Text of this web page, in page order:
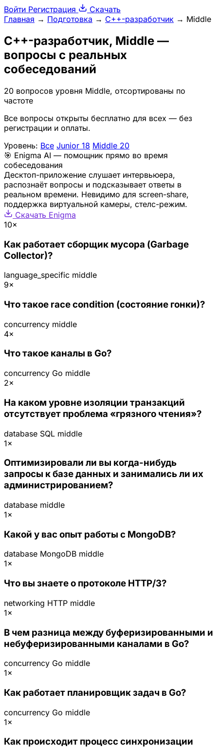
Войти Регистрация
Скачать
Главная → Подготовка → C++-разработчик → Middle
C++-разработчик, Middle —
вопросы с реальных
собеседований
20 вопросов уровня Middle, отсортированы по
частоте
Все вопросы открыты бесплатно для всех — без
регистрации и оплаты.
Уровень: Все Junior 18 Middle 20
🎯 Enigma AI — помощник прямо во время
собеседования
Десктоп-приложение слушает интервьюера,
распознаёт вопросы и подсказывает ответы в
реальном времени. Невидимо для screen-share,
поддержка виртуальной камеры, стелс-режим.
Скачать Enigma
10×
Как работает сборщик мусора (Garbage
Collector)?
language_specific middle
9×
Что такое race condition (состояние гонки)?
concurrency middle
4×
Что такое каналы в Go?
concurrency Go middle
2×
На каком уровне изоляции транзакций
отсутствует проблема «грязного чтения»?
database SQL middle
1×
Оптимизировали ли вы когда-нибудь
запросы к базе данных и занимались ли их
администрированием?
database middle
1×
Какой у вас опыт работы с MongoDB?
database MongoDB middle
1×
Что вы знаете о протоколе HTTP/3?
networking HTTP middle
1×
В чем разница между буферизированными и
небуферизированными каналами в Go?
concurrency Go middle
1×
Как работает планировщик задач в Go?
concurrency Go middle
1×
Как происходит процесс синхронизации